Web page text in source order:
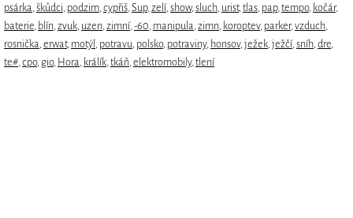
psárka škůdci podzim cypřiš Sup, zelí, show, sluch urist, tlas pap, tempo, kočár,
baterie blín zvuk uzen zimní, -60 manipula zimn koroptev, parker, vzduch
rosnička erwat, motýl potravu polsko, potraviny, honsov, ježek ježčí, sníh dre
te# cpo, gio, Hora králík tkáň elektromobily, tlení